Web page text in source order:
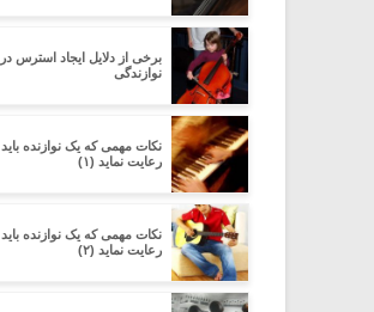
برخی از دلایل ایجاد استرس در
نوازندگی
نکات مهمی که یک نوازنده باید
رعایت نماید (۱)
نکات مهمی که یک نوازنده باید
رعایت نماید (۲)